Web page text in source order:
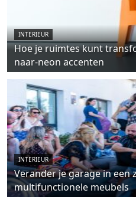
INTERIEUR
Hoe je ruimtes kunt
naar-neon accenten
INTERIEUR
Verander je garage in een
multifunctionele meubels